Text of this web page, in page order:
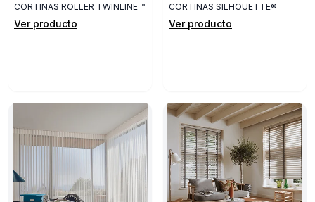
CORTINAS ROLLER TWINLINE ™
Ver producto
CORTINAS SILHOUETTE®
Ver producto